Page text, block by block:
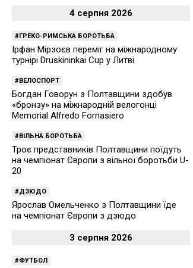
4 серпня 2026
ГРЕКО-РИМСЬКА БОРОТЬБА
Ірфан Мірзоєв переміг на міжнародному
турнірі Druskininkai Cup у Литві
ВЕЛОСПОРТ
Богдан Говорун з Полтавщини здобув
«бронзу» на міжнародній велогонці
Memorial Alfredo Fornasiero
ВІЛЬНА БОРОТЬБА
Троє представників Полтавщини поїдуть
на чемпіонат Європи з вільної боротьби U-
20
ДЗЮДО
Ярослав Омельченко з Полтавщини їде
на чемпіонат Європи з дзюдо
3 серпня 2026
ФУТБОЛ